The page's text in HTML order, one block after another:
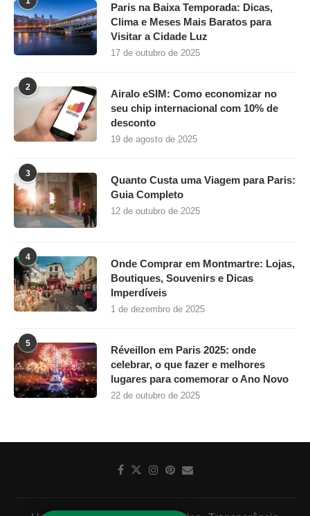
Paris na Baixa Temporada: Dicas,
Clima e Meses Mais Baratos para
Visitar a Cidade Luz
17 de outubro de 2025
2
Airalo eSIM: Como economizar no
seu chip internacional com 10% de
desconto
19 de agosto de 2025
3
Quanto Custa uma Viagem para Paris:
Guia Completo
12 de outubro de 2025
4
Onde Comprar em Montmartre: Lojas,
Boutiques, Souvenirs e Dicas
Imperdíveis
1 de dezembro de 2025
5
Réveillon em Paris 2025: onde
celebrar, o que fazer e melhores
lugares para comemorar o Ano Novo
22 de outubro de 2025